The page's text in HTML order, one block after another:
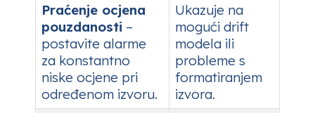
Praćenje ocjena
pouzdanosti –
postavite alarme
za konstantno
niske ocjene pri
određenom izvoru.
Ukazuje na
mogući drift
modela ili
probleme s
formatiranjem
izvora.